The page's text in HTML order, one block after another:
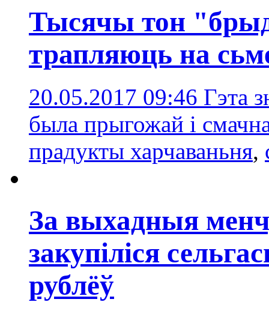
Тысячы тон
трапляюць на
20.05.2017 09:46 Гэта
была прыгожай і
прадукты харчаваньня,
За выхадныя
закупіліся
рублёў